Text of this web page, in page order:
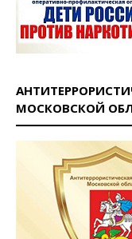
МОСКОВСКОЙ